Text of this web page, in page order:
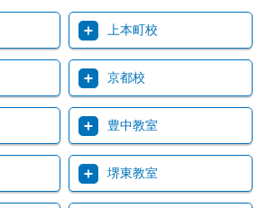
上本町校
京都校
豊中教室
堺東教室